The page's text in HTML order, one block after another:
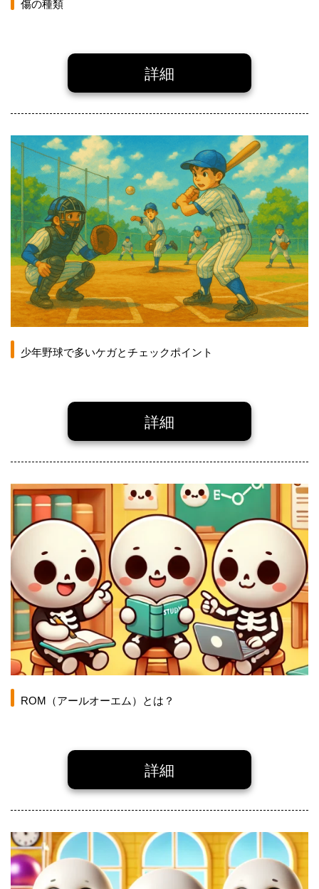
傷の種類
詳細
少年野球で多いケガとチェックポイント
詳細
ROM（アールオーエム）とは？
詳細